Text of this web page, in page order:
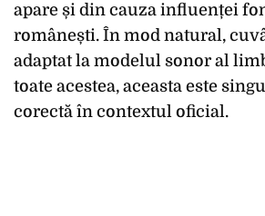
apare și din cauza influenței
românești. În mod natural,
adaptat la modelul sonor al
toate acestea, aceasta este
corectă în contextul oficial.